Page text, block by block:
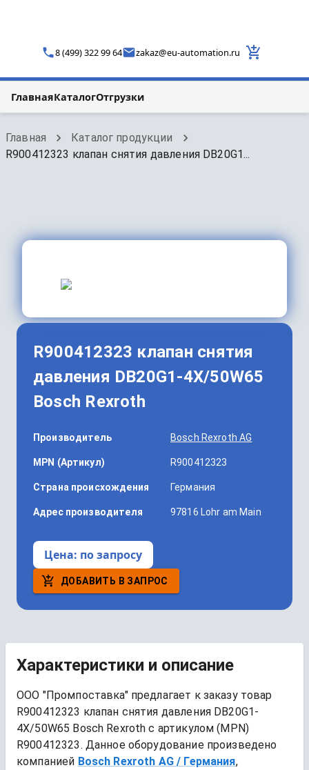
8 (499) 322 99 64 zakaz@eu-automation.ru
ГлавнаяКаталогОтгрузки
Главная
Каталог продукции
R900412323 клапан снятия давления DB20G1...
R900412323 клапан снятия
давления DB20G1-4X/50W65
Bosch Rexroth
Производитель Bosch Rexroth AG
MPN (Артикул) R900412323
Страна происхождения Германия
Адрес производителя 97816 Lohr am Main
Цена: по запросу
ДОБАВИТЬ В ЗАПРОС
Характеристики и описание
ООО "Промпоставка" предлагает к заказу товар
R900412323 клапан снятия давления DB20G1-
4X/50W65 Bosch Rexroth
R900412323. Данное оборудование произведено
компанией Bosch Rexroth AG / Германия,